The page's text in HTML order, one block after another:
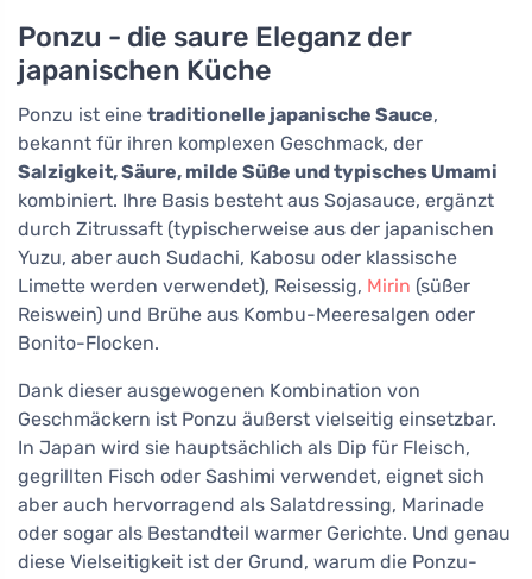
Ponzu - die saure Eleganz der
japanischen Küche
Ponzu ist eine traditionelle japanische Sauce,
bekannt für ihren komplexen Geschmack, der
Salzigkeit, Säure, milde Süße und typisches Umami
kombiniert. Ihre Basis besteht aus Sojasauce, ergänzt
durch Zitrussaft (typischerweise aus der japanischen
Yuzu, aber auch Sudachi, Kabosu oder klassische
Limette werden verwendet), Reisessig, Mirin (süßer
Reiswein) und Brühe aus Kombu-Meeresalgen oder
Bonito-Flocken.
Dank dieser ausgewogenen Kombination von
Geschmäckern ist Ponzu äußerst vielseitig einsetzbar.
In Japan wird sie hauptsächlich als Dip für Fleisch,
gegrillten Fisch oder Sashimi verwendet, eignet sich
aber auch hervorragend als Salatdressing, Marinade
oder sogar als Bestandteil warmer Gerichte. Und genau
diese Vielseitigkeit ist der Grund, warum die Ponzu-